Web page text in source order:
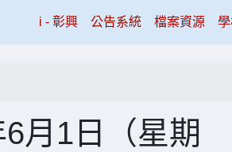
i - 彰興(current)
公告系統 檔案資源
月1日（星期